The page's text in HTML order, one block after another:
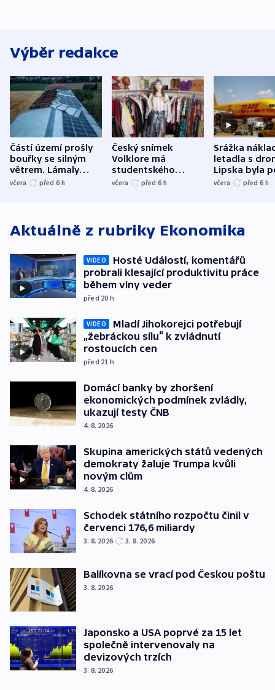
Výběr redakce
Částí území prošly
bouřky se silným
větrem. Lámaly
stromy a poničily
včera před 6 h
Český snímek
Volklore má
studentského
Oscara, zabojuje o
včera před 6 h
Srážka
letadla s
Lipska byla
německého
včera před 6 h
Aktuálně z rubriky Ekonomika
VIDEO
Hosté Událostí, komentářů
probrali klesající produktivitu práce
během vlny veder
před 20 h
VIDEO
Mladí Jihokorejci potřebují
„žebráckou sílu“ k zvládnutí
rostoucích cen
před 21 h
Domácí banky by zhoršení
ekonomických podmínek zvládly,
ukazují testy ČNB
4. 8. 2026
Skupina amerických států vedených
demokraty žaluje Trumpa kvůli
novým clům
4. 8. 2026
Schodek státního rozpočtu činil v
červenci 176,6 miliardy
3. 8. 2026 3. 8. 2026
Balíkovna se vrací pod Českou poštu
3. 8. 2026
Japonsko a USA poprvé za 15 let
společně intervenovaly na
devizových trzích
3. 8. 2026